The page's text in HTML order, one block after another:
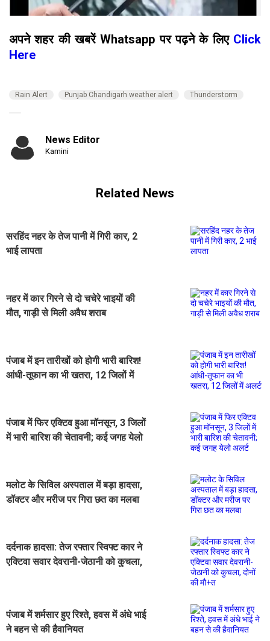
अपने शहर की खबरें Whatsapp पर पढ़ने के लिए Click
Here
Rain Alert Punjab Chandigarh weather alert Thunderstorm
News Editor
Kamini
Related News
सरहिंद नहर के तेज पानी में गिरी कार, 2
भाई लापता
नहर में कार गिरने से दो चचेरे भाइयों की
मौत, गाड़ी से मिली अवैध शराब
पंजाब में इन तारीखों को होगी भारी बारिश!
आंधी-तूफान का भी खतरा, 12 जिलों में
पंजाब में फिर एक्टिव हुआ मॉनसून, 3 जिलों
में भारी बारिश की चेतावनी; कई जगह येलो
मलोट के सिविल अस्पताल में बड़ा हादसा,
डॉक्टर और मरीज पर गिरा छत का मलबा
दर्दनाक हादसा: तेज रफ्तार स्विफ्ट कार ने
एक्टिवा सवार देवरानी-जेठानी को कुचला,
पंजाब में शर्मसार हुए रिश्ते, हवस में अंधे भाई
ने बहन से की हैवानियत